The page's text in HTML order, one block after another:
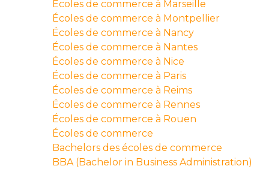
Écoles de commerce à Marseille
Écoles de commerce à Montpellier
Écoles de commerce à Nancy
Écoles de commerce à Nantes
Écoles de commerce à Nice
Écoles de commerce à Paris
Écoles de commerce à Reims
Écoles de commerce à Rennes
Écoles de commerce à Rouen
Écoles de commerce
Bachelors des écoles de commerce
BBA (Bachelor in Business Administration)